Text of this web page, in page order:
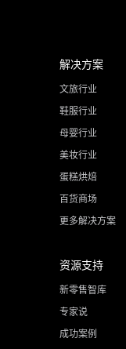
解决方案
文旅行业
鞋服行业
母婴行业
美妆行业
蛋糕烘焙
百货商场
更多解决方案
资源支持
新零售智库
专家说
成功案例